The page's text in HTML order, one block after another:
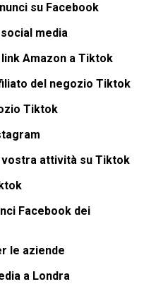
su Facebook
media
Amazon a Tiktok
del negozio Tiktok
Tiktok
attività su Tiktok
Facebook dei
le aziende
a Londra